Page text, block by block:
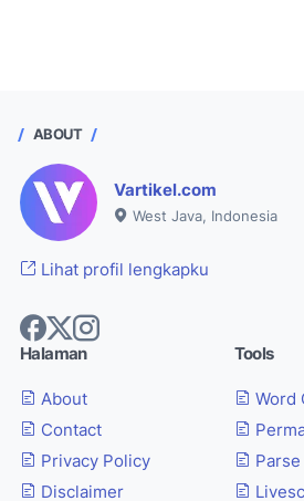
ABOUT
Vartikel.com
West Java, Indonesia
Lihat profil lengkapku
Halaman
About
Contact
Privacy Policy
Disclaimer
Tools
Word